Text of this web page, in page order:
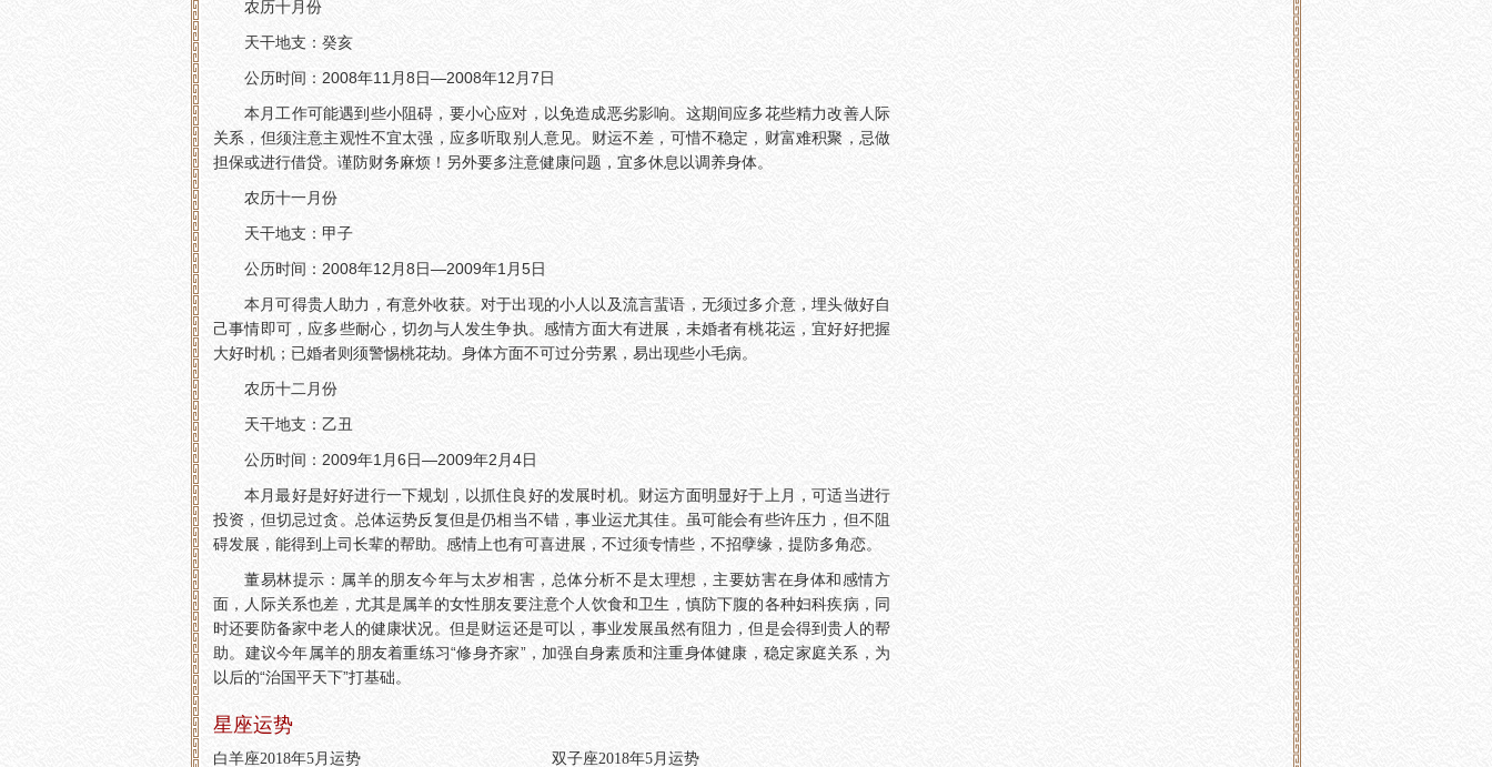
农历十月份
天干地支：癸亥
公历时间：2008年11月8日—2008年12月7日
本月工作可能遇到些小阻碍，要小心应对，以免造成恶劣影响。这期间应多花些精力改善人际
关系，但须注意主观性不宜太强，应多听取别人意见。财运不差，可惜不稳定，财富难积聚，忌做
担保或进行借贷。谨防财务麻烦！另外要多注意健康问题，宜多休息以调养身体。
农历十一月份
天干地支：甲子
公历时间：2008年12月8日—2009年1月5日
本月可得贵人助力，有意外收获。对于出现的小人以及流言蜚语，无须过多介意，埋头做好自
己事情即可，应多些耐心，切勿与人发生争执。感情方面大有进展，未婚者有桃花运，宜好好把握
大好时机；已婚者则须警惕桃花劫。身体方面不可过分劳累，易出现些小毛病。
农历十二月份
天干地支：乙丑
公历时间：2009年1月6日—2009年2月4日
本月最好是好好进行一下规划，以抓住良好的发展时机。财运方面明显好于上月，可适当进行
投资，但切忌过贪。总体运势反复但是仍相当不错，事业运尤其佳。虽可能会有些许压力，但不阻
碍发展，能得到上司长辈的帮助。感情上也有可喜进展，不过须专情些，不招孽缘，提防多角恋。
董易林提示：属羊的朋友今年与太岁相害，总体分析不是太理想，主要妨害在身体和感情方
面，人际关系也差，尤其是属羊的女性朋友要注意个人饮食和卫生，慎防下腹的各种妇科疾病，同
时还要防备家中老人的健康状况。但是财运还是可以，事业发展虽然有阻力，但是会得到贵人的帮
助。建议今年属羊的朋友着重练习“修身齐家”，加强自身素质和注重身体健康，稳定家庭关系，为
以后的“治国平天下”打基础。
星座运势
白羊座2018年5月运势 双子座2018年5月运势